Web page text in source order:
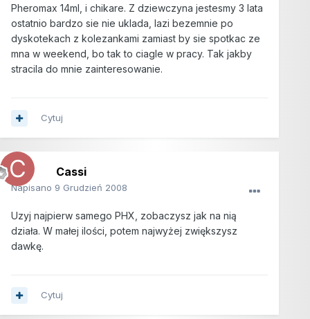
Pheromax 14ml, i chikare. Z dziewczyna jestesmy 3 lata
ostatnio bardzo sie nie uklada, lazi bezemnie po
dyskotekach z kolezankami zamiast by sie spotkac ze
mna w weekend, bo tak to ciagle w pracy. Tak jakby
stracila do mnie zainteresowanie.
Cytuj
Cassi
Napisano 9 Grudzień 2008
Uzyj najpierw samego PHX, zobaczysz jak na nią
działa. W małej ilości, potem najwyżej zwiększysz
dawkę.
Cytuj